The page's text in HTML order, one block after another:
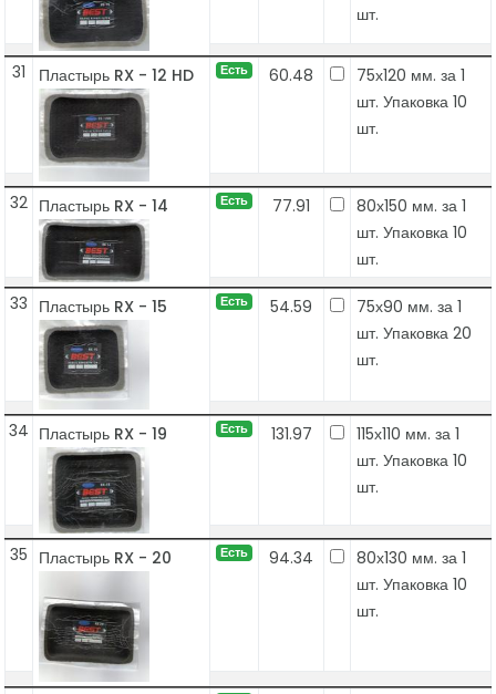
шт.
31 Пластырь RX - 12 HD Есть 60.48
75х120 мм. за 1
шт. Упаковка 10
шт.
32 Пластырь RX - 14 Есть 77.91
80х150 мм. за 1
шт. Упаковка 10
шт.
33 Пластырь RX - 15 Есть 54.59
75х90 мм. за 1
шт. Упаковка 20
шт.
34 Пластырь RX - 19 Есть 131.97
115х110 мм. за 1
шт. Упаковка 10
шт.
35 Пластырь RX - 20 Есть 94.34
80х130 мм. за 1
шт. Упаковка 10
шт.